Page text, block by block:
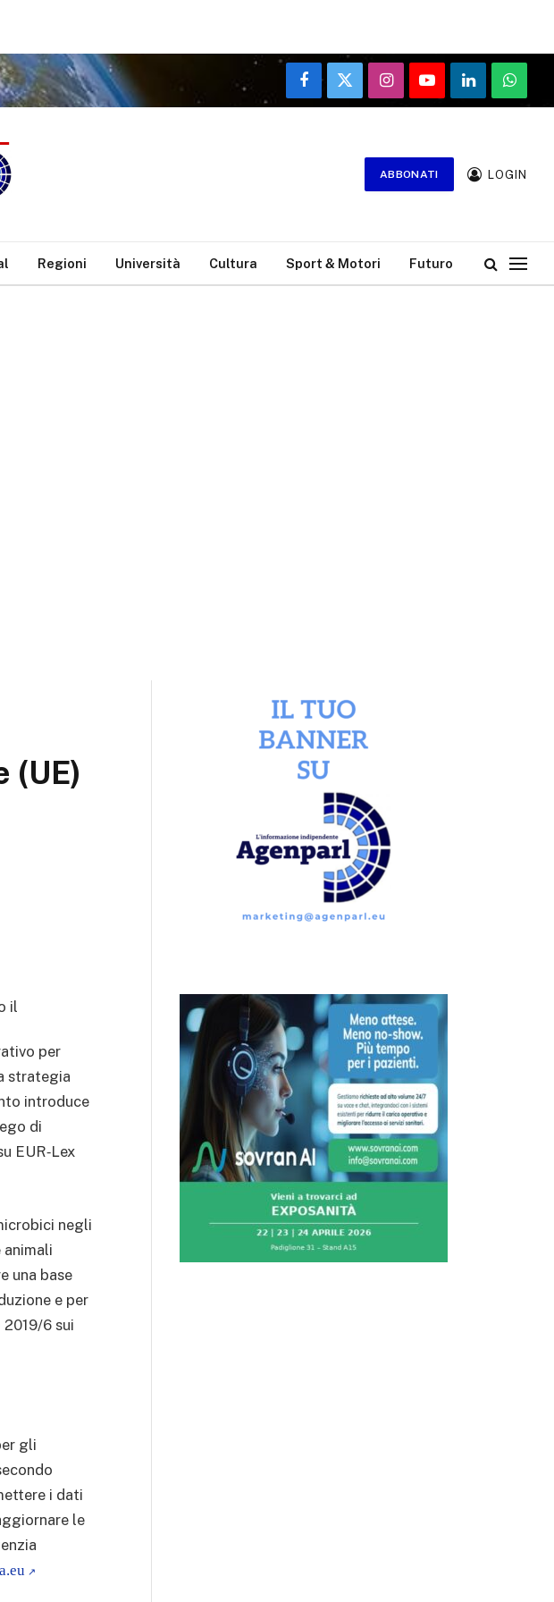
Facebook
X
(Twitter)
InstagramYouTubeLinkedIn
ABBONATI LOGIN
Regioni Università Cultura Sport & Motori Futuro
(UE)
il
per
strategia
introduce
di
EUR‑Lex
negli
una base
e per
6 sui
gli
i dati
le